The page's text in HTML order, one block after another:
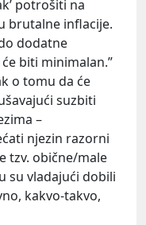
potrošiti na
brutalne inflacije.
dodatne
biti minimalan.”
o tomu da će
suzbiti
–
njezin razorni
tzv. obične/male
su vladajući dobili
kakvo-takvo,